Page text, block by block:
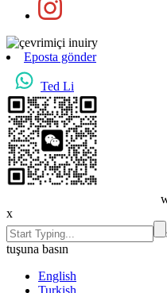
Eposta gönder
Ted Li
x
tuşuna basın
English
Turkish